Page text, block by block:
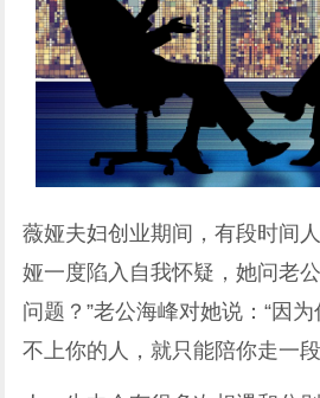
薇娅夫妇创业期间，有段时间
娅一度陷入自我怀疑，她问老
问题？”老公海峰对她说：“因
不上你的人，就只能陪你走一